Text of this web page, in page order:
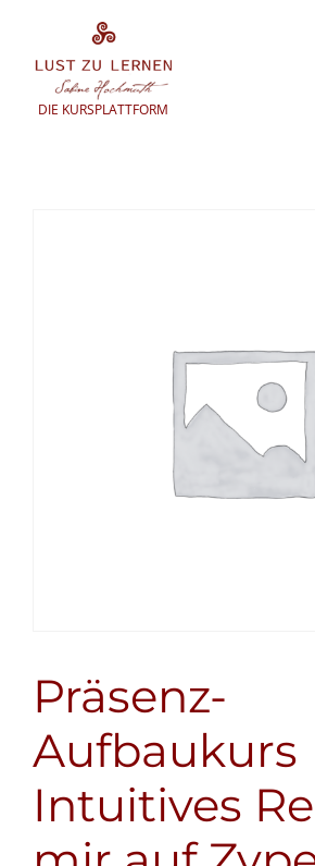
springen
DIE KURSPLATTFORM
Präsenz-
Aufbaukurs
Intuitives